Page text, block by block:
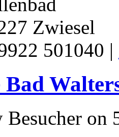
Zwiesel
501040 |
Besucher